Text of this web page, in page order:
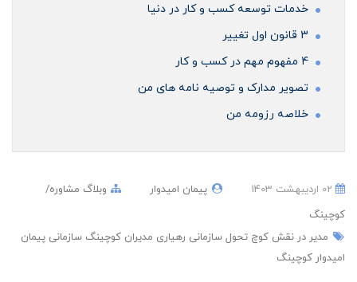
خدمات توسعه کسب و کار در دنیا
تصویر مدارک و توصیه نامه های من
خلاصه رزومه من
پیمان امیدوار
وبلاگ مشاوره/
کوچینگ
مدیر در نقش کوچ تحول سازمانی رهیاری مدیران کوچینگ سازمانی پیمان
امیدوار کوچینگ